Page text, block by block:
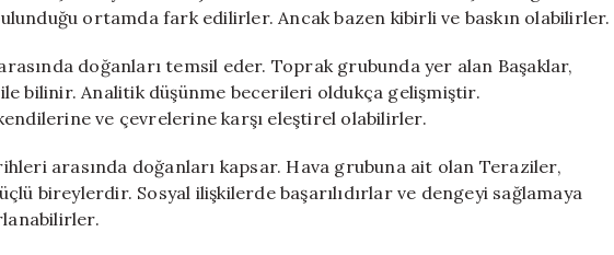
ortamda fark edilirler. Ancak bazen kibirli ve baskın olabilirler.
doğanları temsil eder. Toprak grubunda yer alan Başaklar,
ile bilinir. Analitik düşünme becerileri oldukça gelişmiştir.
ve çevrelerine karşı eleştirel olabilirler.
arasında doğanları kapsar. Hava grubuna ait olan Teraziler,
bireylerdir. Sosyal ilişkilerde başarılıdırlar ve dengeyi sağlamaya